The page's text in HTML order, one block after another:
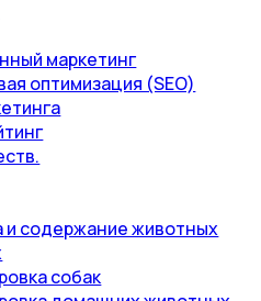
маркетинг
оптимизация (SEO)
и содержание животных
собак